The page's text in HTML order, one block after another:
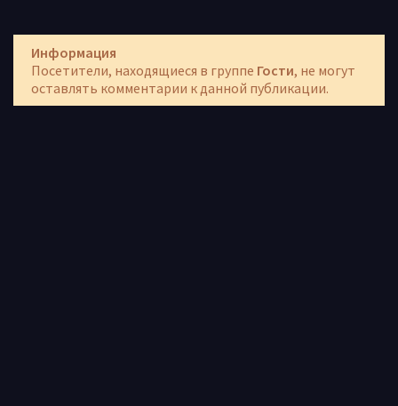
Информация
Посетители, находящиеся в группе Гости, не могут
оставлять комментарии к данной публикации.